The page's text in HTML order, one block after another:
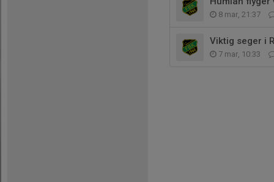
8 mar, 21:37
Viktig seger i
7 mar, 10:33